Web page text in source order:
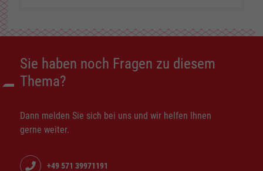
Sie haben noch Fragen zu diesem
Thema?
Dann melden Sie sich bei uns und wir helfen Ihnen
gerne weiter.
+49 571 39971191